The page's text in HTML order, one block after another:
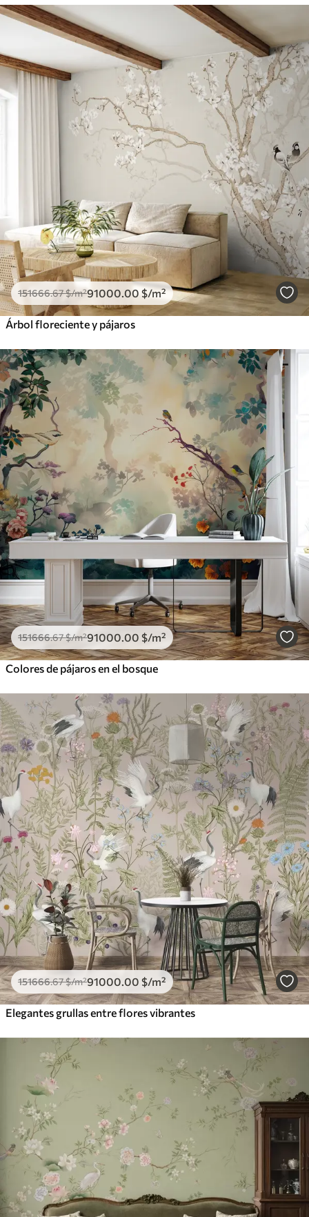
151666.67$/m²91000.00 $/m²
Árbol floreciente y pájaros
151666.67$/m²91000.00 $/m²
Colores de pájaros en el bosque
151666.67$/m²91000.00 $/m²
Elegantes grullas entre flores vibrantes